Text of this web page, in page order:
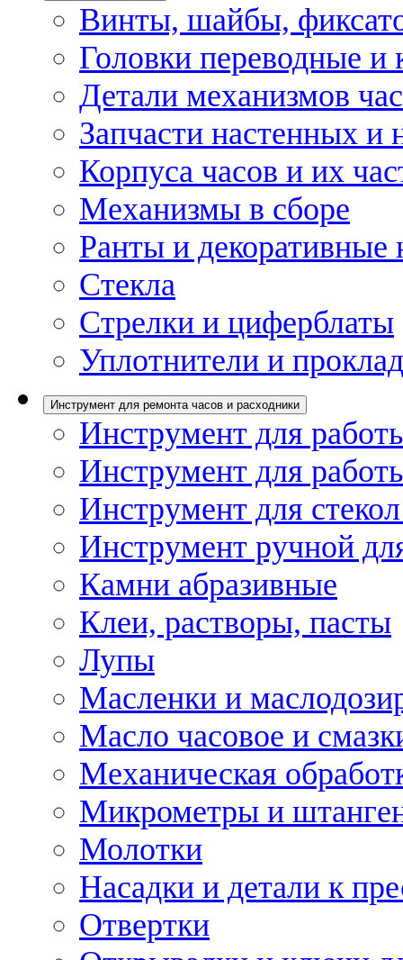
Винты, шайбы,
Головки переводные и
Детали механизмов
Запчасти настенных и
Корпуса часов и их
Механизмы в сборе
Ранты и декоративные
Стекла
Стрелки и циферблаты
Уплотнители и
Инструмент для ремонта часов и расходники
Инструмент для
Инструмент для
Инструмент для
Инструмент ручной
Камни абразивные
Клеи, растворы, пасты
Лупы
Масленки и
Масло часовое и
Механическая
Микрометры и
Молотки
Насадки и детали к
Отвертки